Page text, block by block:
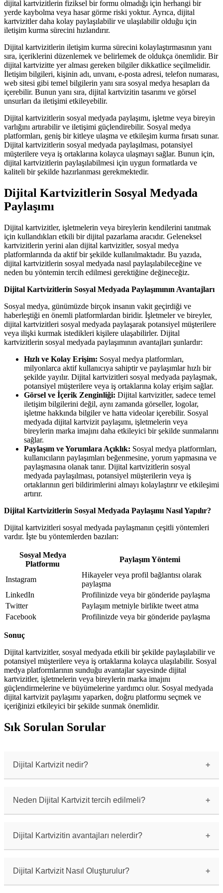
dijital kartvizitlerin fiziksel bir formu olmadığı için herhangi bir
yerde kaybolma veya hasar görme riski yoktur. Ayrıca, dijital
kartvizitler daha kolay paylaşılabilir ve ulaşılabilir olduğu için
iletişim kurma sürecini hızlandırır.
Dijital kartvizitlerin iletişim kurma sürecini kolaylaştırmasının yanı
sıra, içeriklerini düzenlemek ve belirlemek de oldukça önemlidir. Bir
dijital kartvizitte yer alması gereken bilgiler dikkatlice seçilmelidir.
İletişim bilgileri, kişinin adı, unvanı, e-posta adresi, telefon numarası,
web sitesi gibi temel bilgilerin yanı sıra sosyal medya hesapları da
içerebilir. Bunun yanı sıra, dijital kartvizitin tasarımı ve görsel
unsurları da iletişimi etkileyebilir.
Dijital kartvizitlerin sosyal medyada paylaşımı, işletme veya bireyin
varlığını artırabilir ve iletişimi güçlendirebilir. Sosyal medya
platformları, geniş bir kitleye ulaşma ve etkileşim kurma fırsatı sunar.
Dijital kartvizitlerin sosyal medyada paylaşılması, potansiyel
müşterilere veya iş ortaklarına kolayca ulaşmayı sağlar. Bunun için,
dijital kartvizitlerin paylaşılabilmesi için uygun formatlarda ve
kaliteli bir şekilde hazırlanması gerekmektedir.
Dijital Kartvizitlerin Sosyal Medyada
Paylaşımı
Dijital kartvizitler, işletmelerin veya bireylerin kendilerini tanıtmak
için kullandıkları etkili bir dijital pazarlama aracıdır. Geleneksel
kartvizitlerin yerini alan dijital kartvizitler, sosyal medya
platformlarında da aktif bir şekilde kullanılmaktadır. Bu yazıda,
dijital kartvizitlerin sosyal medyada nasıl paylaşılabileceğine ve
neden bu yöntemin tercih edilmesi gerektiğine değineceğiz.
Dijital Kartvizitlerin Sosyal Medyada Paylaşımının Avantajları
Sosyal medya, günümüzde birçok insanın vakit geçirdiği ve
haberleştiği en önemli platformlardan biridir. İşletmeler ve bireyler,
dijital kartvizitleri sosyal medyada paylaşarak potansiyel müşterilere
veya ilişki kurmak istedikleri kişilere ulaşabilirler. Dijital
kartvizitlerin sosyal medyada paylaşımının avantajları şunlardır:
Hızlı ve Kolay Erişim: Sosyal medya platformları,
milyonlarca aktif kullanıcıya sahiptir ve paylaşımlar hızlı bir
şekilde yayılır. Dijital kartvizitleri sosyal medyada paylaşmak,
potansiyel müşterilere veya iş ortaklarına kolay erişim sağlar.
Görsel ve İçerik Zenginliği: Dijital kartvizitler, sadece temel
iletişim bilgilerini değil, aynı zamanda görseller, logolar,
işletme hakkında bilgiler ve hatta videolar içerebilir. Sosyal
medyada dijital kartvizit paylaşımı, işletmelerin veya
bireylerin marka imajını daha etkileyici bir şekilde sunmalarını
sağlar.
Paylaşım ve Yorumlara Açıklık: Sosyal medya platformları,
kullanıcıların paylaşımları beğenmesine, yorum yapmasına ve
paylaşmasına olanak tanır. Dijital kartvizitlerin sosyal
medyada paylaşılması, potansiyel müşterilerin veya iş
ortaklarının geri bildirimlerini almayı kolaylaştırır ve etkileşimi
artırır.
Dijital Kartvizitlerin Sosyal Medyada Paylaşımı Nasıl Yapılır?
Dijital kartvizitleri sosyal medyada paylaşmanın çeşitli yöntemleri
vardır. İşte bu yöntemlerden bazıları:
Sosyal Medya
Platformu
Paylaşım Yöntemi
Instagram
Hikayeler veya profil bağlantısı olarak
paylaşma
LinkedIn
Profilinizde veya bir gönderide paylaşma
Twitter
Paylaşım metniyle birlikte tweet atma
Facebook
Profilinizde veya bir gönderide paylaşma
Sonuç
Dijital kartvizitler, sosyal medyada etkili bir şekilde paylaşılabilir ve
potansiyel müşterilere veya iş ortaklarına kolayca ulaşılabilir. Sosyal
medya platformlarının sunduğu avantajlar sayesinde dijital
kartvizitler, işletmelerin veya bireylerin marka imajını
güçlendirmelerine ve büyümelerine yardımcı olur. Sosyal medyada
dijital kartvizit paylaşımı yaparken, doğru platformu seçmek ve
içeriğinizi etkileyici bir şekilde sunmak önemlidir.
Sık Sorulan Sorular
Dijital Kartvizit nedir?
iletişim bilgileri ve diğer önemli bilgileri
içerir.
Neden Dijital Kartvizit tercih edilmeli?
çevrimiçi olarak daha geniş bir kitleye ulaşma
imkanı sunar.
Dijital Kartvizitin avantajları nelerdir?
özelliklere sahip olabilir ve çevrimiçi
platformlarda kolayca paylaşılabilir.
Dijital Kartvizit Nasıl Oluşturulur?